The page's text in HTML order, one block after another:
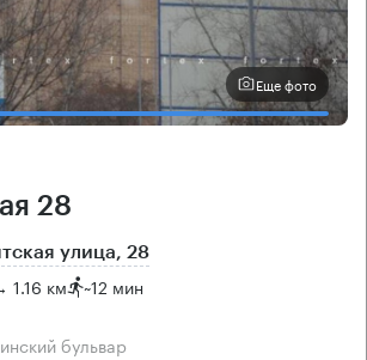
Еще фото
28
улица, 28
1.16 км ~12 мин
бульвар